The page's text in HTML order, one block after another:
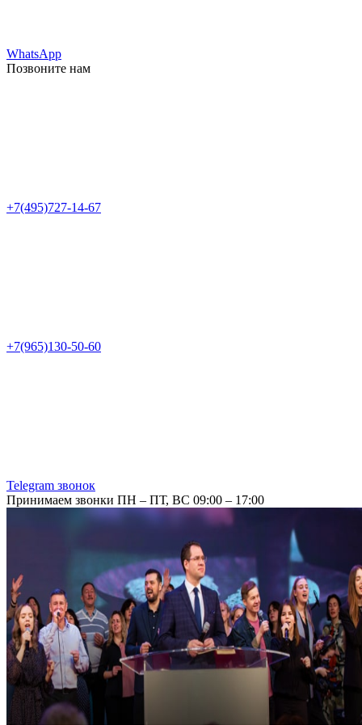
WhatsApp
Позвоните нам
+7(495)727-14-67
+7(965)130-50-60
Telegram звонок
Принимаем звонки ПН – ПТ, ВС 09:00 – 17:00